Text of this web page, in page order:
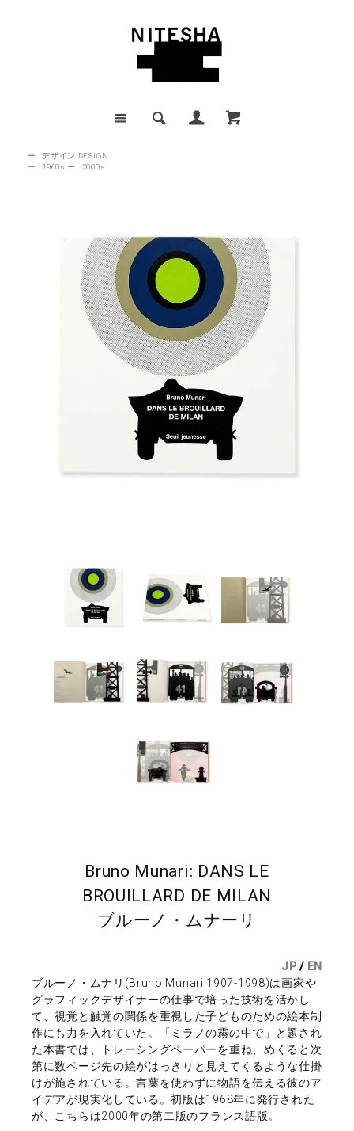
ー
デザイン DESIGN
ー
1960s ー 2000s
Bruno Munari: DANS LE
BROUILLARD DE MILAN
ブルーノ・ムナーリ
JP / EN
ブルーノ・ムナリ(Bruno Munari 1907-1998)は画家や
グラフィックデザイナーの仕事で培った技術を活かし
て、視覚と触覚の関係を重視した子どものための絵本制
作にも力を入れていた。「ミラノの霧の中で」と題され
た本書では、トレーシングペーパーを重ね、めくると次
第に数ページ先の絵がはっきりと見えてくるような仕掛
けが施されている。言葉を使わずに物語を伝える彼のア
イデアが現実化している。初版は1968年に発行された
が、こちらは2000年の第二版のフランス語版。